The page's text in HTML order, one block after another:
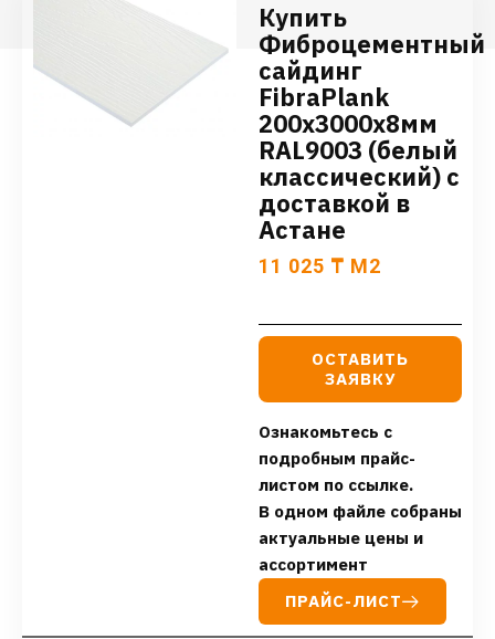
Купить
Фиброцементный
сайдинг
FibraPlank
200х3000х8мм
RAL9003 (белый
классический) с
доставкой в
Астане
11 025 ₸ М2
ОСТАВИТЬ
ЗАЯВКУ
Ознакомьтесь с
подробным прайс-
листом по ссылке.
В одном файле собраны
актуальные цены и
ассортимент
ПРАЙС-ЛИСТ